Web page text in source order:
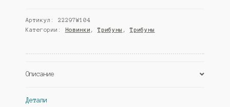
№93,
Дуб
и
Сонома
Артикул: 22297W104
Категории: Новинки ,Трибуны ,Трибуны
Описание
Детали